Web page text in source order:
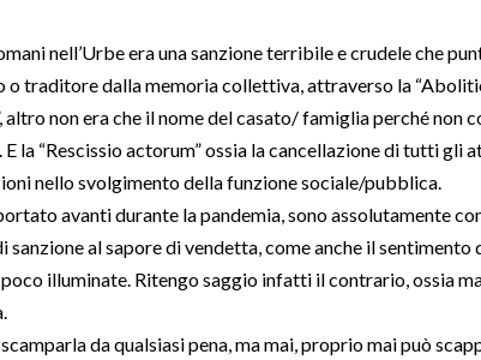
nell’Urbe era una sanzione terribile e crudele che
traditore dalla memoria collettiva, attraverso la
altro non era che il nome del casato/ famiglia perché non
la “Rescissio actorum” ossia la cancellazione di tutti gli
nello svolgimento della funzione sociale/pubblica.
avanti durante la pandemia, sono assolutamente
al sapore di vendetta, come anche il sentimento
illuminate. Ritengo saggio infatti il contrario, ossia
da qualsiasi pena, ma mai, proprio mai può